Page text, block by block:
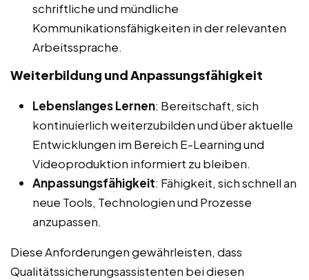
schriftliche und mündliche
Kommunikationsfähigkeiten in der relevanten
Arbeitssprache.
Weiterbildung und Anpassungsfähigkeit
Lebenslanges Lernen: Bereitschaft, sich
kontinuierlich weiterzubilden und über aktuelle
Entwicklungen im Bereich E-Learning und
Videoproduktion informiert zu bleiben.
Anpassungsfähigkeit: Fähigkeit, sich schnell an
neue Tools, Technologien und Prozesse
anzupassen.
Diese Anforderungen gewährleisten, dass
Qualitätssicherungsassistenten bei diesen